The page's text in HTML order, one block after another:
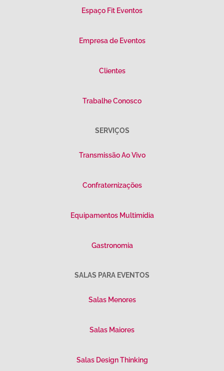
Espaço Fit Eventos
Empresa de Eventos
Clientes
Trabalhe Conosco
SERVIÇOS
Transmissão Ao Vivo
Confraternizações
Equipamentos Multimídia
Gastronomia
SALAS PARA EVENTOS
Salas Menores
Salas Maiores
Salas Design Thinking